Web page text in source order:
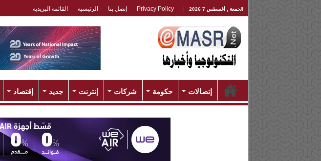
الجمعة , أغسطس 7 2026 Privacy Policy إتصل بنا الرئيسية القائمة البريدية
إتصالات حكومة شركات إنترنت جديد إقتصاد